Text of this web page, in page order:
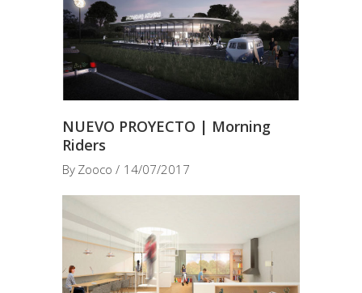
NUEVO PROYECTO | Morning
Riders
By Zooco 14/07/2017